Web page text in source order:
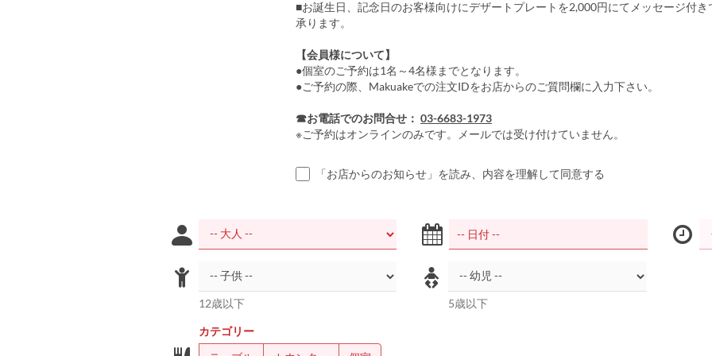
■お誕生日、記念日のお客様向けにデザートプレートを2,000円にてメッセージ付き
承ります。
【会員様について】
●個室のご予約は1名～4名様までとなります。
●ご予約の際、Makuakeでの注文IDをお店からのご質問欄に入力下さい。
☎お電話でのお問合せ： 03-6683-1973
※ご予約はオンラインのみです。メールでは受け付けていません。
「お店からのお知らせ」を読み、内容を理解して同意する
12歳以下 5歳以下
カテゴリー